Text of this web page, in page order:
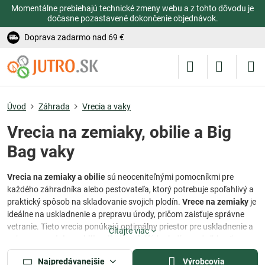
Momentálne prebiehajú technické zmeny webu a z tohto dôvodu je
dočasne pozastavené dokončenie objednávok.
Doprava zadarmo nad 69 €
Úvod Záhrada Vrecia a vaky
Vrecia na zemiaky, obilie a Big
Bag vaky
Vrecia na zemiaky a obiliesú neoceniteľnými pomocníkmi pre
každého záhradníka alebo pestovateľa, ktorý potrebuje spoľahlivý a
praktický spôsob na skladovanie svojich plodín. Vrece na zemiaky je
ideálne na uskladnenie a prepravu úrody, pričom zaisťuje správne
vetranie. Tieto vrecia ponúkajú optimálny priestor pre uskladnenie a
svetlom a inými vonkajšími vplyvmi, čo zabezpečuje ich čerstvosť a
Čítajte viac
Najpredávanejšie Výrobcovia